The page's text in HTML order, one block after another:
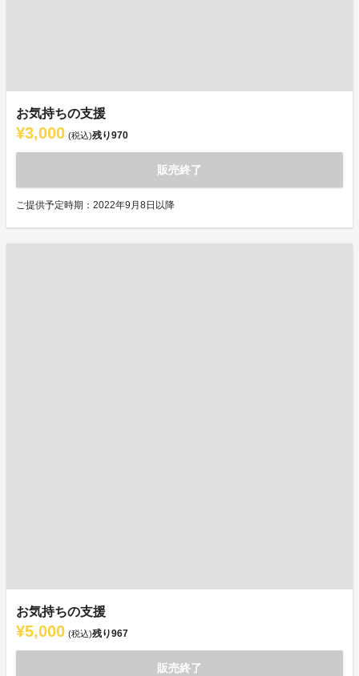
お気持ちの支援
¥3,000 (税込)残り970
販売終了
ご提供予定時期：2022年9月8日以降
お気持ちの支援
¥5,000 (税込)残り967
販売終了